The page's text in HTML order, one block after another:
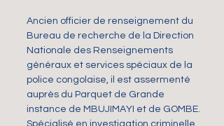
Ancien officier de renseignement du
Bureau de recherche de la Direction
Nationale des Renseignements
généraux et services spéciaux de la
police congolaise, il est assermenté
auprès du Parquet de Grande
instance de MBUJIMAYI et de GOMBE.
Spécialisé en investigation criminelle,